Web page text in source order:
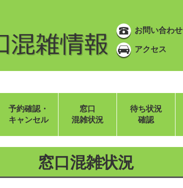
お問い合わせ
アクセス
予約確認・
キャンセル
窓口
混雑状況
待ち状況
確認
窓口混雑状況